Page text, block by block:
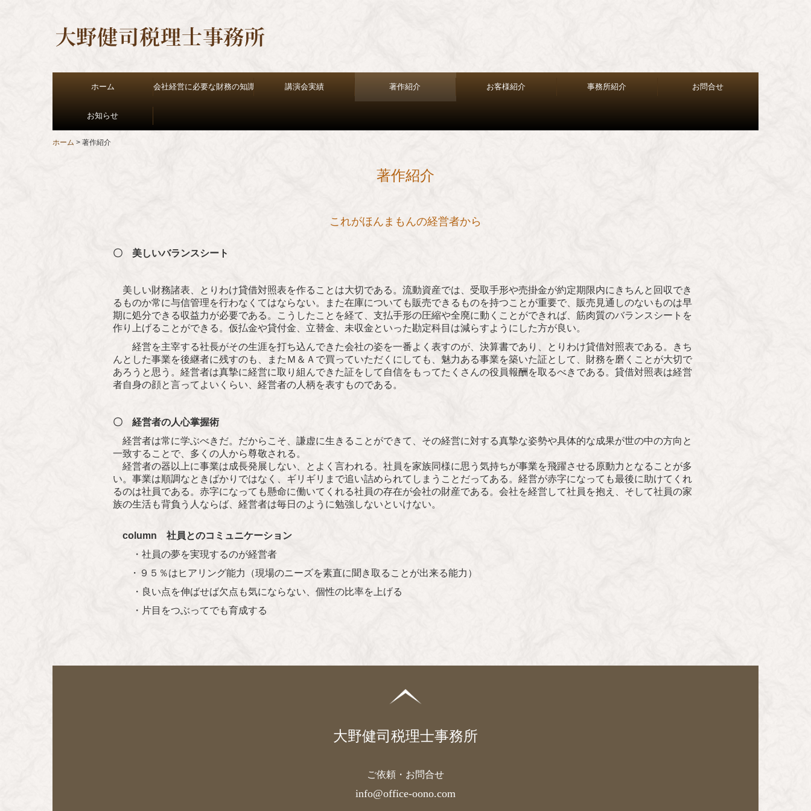
ホーム 会社経営に必要な財務の知識 講演会実績 著作紹介 お客様紹介 事務所紹介 お問合せ
お知らせ
ホーム 著作紹介
著作紹介
これがほんまもんの経営者から
〇 美しいバランスシート
美しい財務諸表、とりわけ貸借対照表を作ることは大切である。流動資産では、受取手形や売掛金が約定期限内に きちんと回収でき
るものか常に与信管理を行わなくてはならない。また在庫についても販売できるものを持つことが重要で、販売見通しのないものは早
期に処分できる収益力が必要である。こうしたことを経て、支払手形の圧縮や全廃に動くことができれば、筋肉質のバランスシートを
作り上げることができる。仮払金や貸付金、立替金、未収金と いった勘定科目は減らすようにした方が良い。
経営を主宰する社長がその生涯を打ち込んできた会社の姿を一番よく表すのが、決算書であり、とりわけ貸借対照表である。きち
んとした事業を後継者に残すのも、またＭ＆Ａで買っていただくにしても、魅力ある事業を築いた証として、財務を磨くことが大切で
あろうと思う。経営者は真摯に経営に取り組んできた証をして自信をもってたくさんの役員報酬を取るべきである。貸借対照表は経営
者自身の顔と言ってよいくらい、経営者の人柄を表すものである。
〇 経営者の人心掌握術
経営者は常に学ぶべきだ。だからこそ、謙虚に生きることができて、その経営に対する真摯な姿勢や具体的な成果が世の中の方向と
一致することで、多くの人から尊敬される。
経営者の器以上に事業は成長発展しない、とよく言われる。社員を家族同様に思う気持ちが事業を飛躍させる原動力となることが多
い。事業は順調なときばかりではなく、ギリギリまで追い詰められてしまうことだってある。経営が赤字になっても最後に助けてくれ
るのは社員である。赤字になっても懸命に働いてくれる社員の存在が会社の財産である。会社を経営して社員を抱え、そして社員の家
族の生活も背負う人ならば、経営者は毎日のように勉強しないといけない。
column 社員とのコミュニケーション
・社員の夢を実現するのが経営者
・９５％はヒアリング能力（現場のニーズを素直に聞き取ることが出来る能力）
・良い点を伸ばせば欠点も気にならない、個性の比率を上げる
・片目をつぶってでも育成する
大野健司税理士事務所
ご依頼・お問合せ
info@office-oono.com